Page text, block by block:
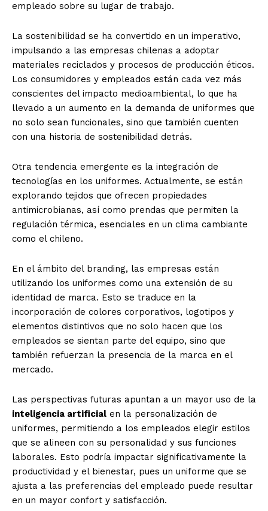
empleado sobre su lugar de trabajo.
La sostenibilidad se ha convertido en un imperativo,
impulsando a las empresas chilenas a adoptar
materiales reciclados y procesos de producción éticos.
Los consumidores y empleados están cada vez más
conscientes del impacto medioambiental, lo que ha
llevado a un aumento en la demanda de uniformes que
no solo sean funcionales, sino que también cuenten
con una historia de sostenibilidad detrás.
Otra tendencia emergente es la integración de
tecnologías en los uniformes. Actualmente, se están
explorando tejidos que ofrecen propiedades
antimicrobianas, así como prendas que permiten la
regulación térmica, esenciales en un clima cambiante
como el chileno.
En el ámbito del branding, las empresas están
utilizando los uniformes como una extensión de su
identidad de marca. Esto se traduce en la
incorporación de colores corporativos, logotipos y
elementos distintivos que no solo hacen que los
empleados se sientan parte del equipo, sino que
también refuerzan la presencia de la marca en el
mercado.
Las perspectivas futuras apuntan a un mayor uso de la
inteligencia artificial en la personalización de
uniformes, permitiendo a los empleados elegir estilos
que se alineen con su personalidad y sus funciones
laborales. Esto podría impactar significativamente la
productividad y el bienestar, pues un uniforme que se
ajusta a las preferencias del empleado puede resultar
en un mayor confort y satisfacción.